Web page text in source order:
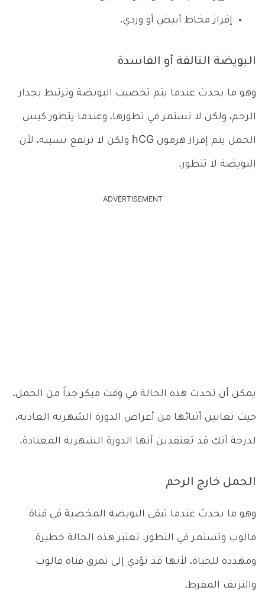
إفراز مخاط أبيض أو وردي.
البويضة التالفة أو الفاسدة
وهو ما يحدث عندما يتم تخصيب البويضة وترتبط بجدار
الرحم، ولكن لا تستمر في تطورها، وعندما يتطور كيس
الحمل يتم إفراز هرمون hCG ولكن لا ترتفع نسبته، لأن
البويضة لا تتطور.
ADVERTISEMENT
يمكن أن تحدث هذه الحالة في وقت مبكر جداً من الحمل،
حيث تعانين أثنائها من أعراض الدورة الشهرية العادية،
لدرجة أنكِ قد تعتقدين أنها الدورة الشهرية المعتادة.
الحمل خارج الرحم
وهو ما يحدث عندما تبقى البويضة المخصبة في قناة
فالوب وتستمر في التطور. تعتبر هذه الحالة خطيرة
ومهددة للحياة، لأنها قد تؤدي إلى تمزق قناة فالوب
والنزيف المفرط.